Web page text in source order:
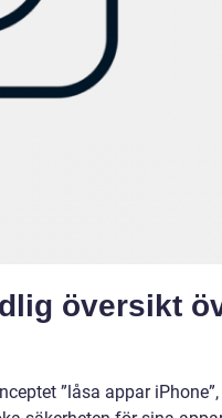
översikt
”låsa appar iPhone”,